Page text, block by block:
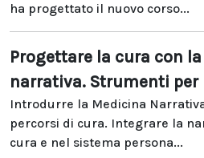
ha progettato il nuovo corso...
Progettare la cura con
narrativa. Strumenti
Introdurre la Medicina
percorsi di cura. Integrare la
cura e nel sistema persona...